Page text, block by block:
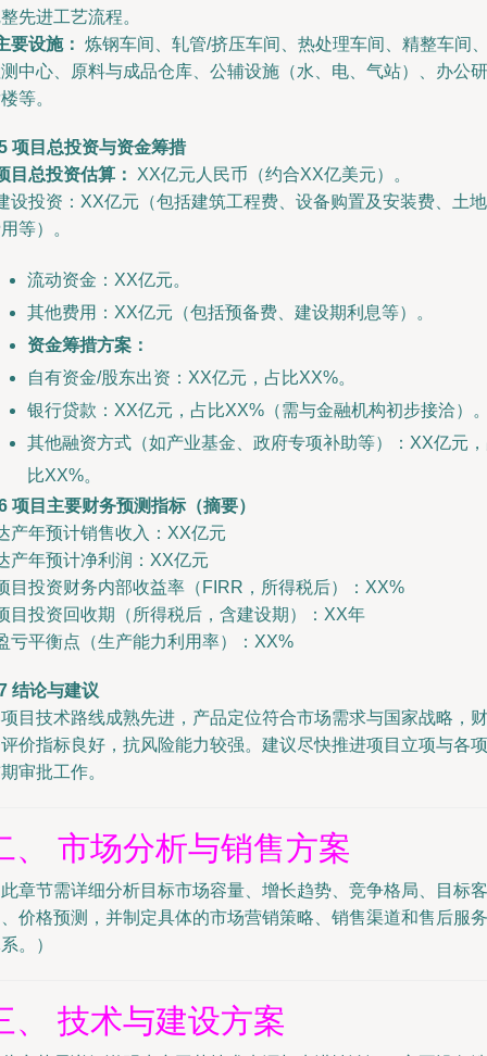
先进工艺流程。
要设施： 炼钢车间、轧管/挤压车间、热处理车间、精整车间
中心、原料与成品仓库、公辅设施（水、电、气站）、办公研
等。
项目总投资与资金筹措
目总投资估算：
XX亿元人民币（约合XX亿美元）。
设投资：XX亿元（包括建筑工程费、设备购置及安装费、土地
等）。
流动资金：XX亿元。
其他费用：XX亿元（包括预备费、建设期利息等）。
资金筹措方案：
自有资金/股东出资：XX亿元，占比XX%。
银行贷款：XX亿元，占比XX%（需与金融机构初步接洽）
其他融资方式（如产业基金、政府专项补助等）：XX亿元
比XX%。
项目主要财务预测指标（摘要）
产年预计销售收入：XX亿元
产年预计净利润：XX亿元
目投资财务内部收益率（FIRR，所得税后）：XX%
目投资回收期（所得税后，含建设期）：XX年
亏平衡点（生产能力利用率）：XX%
结论与建议
目技术路线成熟先进，产品定位符合市场需求与国家战略，财
价指标良好，抗风险能力较强。建议尽快推进项目立项与各项
审批工作。
、 市场分析与销售方案
章节需详细分析目标市场容量、增长趋势、竞争格局、目标客
价格预测，并制定具体的市场营销策略、销售渠道和售后服务
。）
、 技术与建设方案